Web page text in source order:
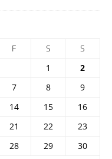
F S
S
1
2
7 8
9
14 15
16
21 22
23
28 29
30